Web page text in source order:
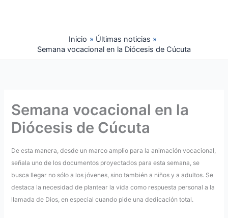
Inicio
Últimas noticias
Semana vocacional en la Diócesis de Cúcuta
Semana vocacional en la
Diócesis de Cúcuta
De esta manera, desde un marco amplio para la animación vocacional,
señala uno de los documentos proyectados para esta semana, se
busca llegar no sólo a los jóvenes, sino también a niños y a adultos. Se
destaca la necesidad de plantear la vida como respuesta personal a la
llamada de Dios, en especial cuando pide una dedicación total.